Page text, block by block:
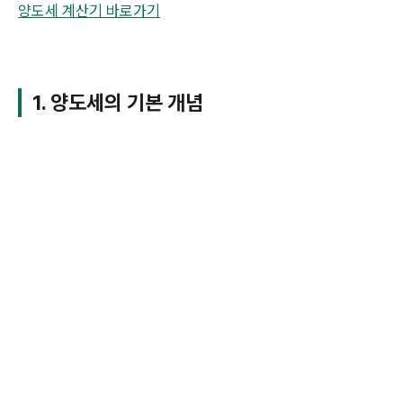
양도세 계산기 바로가기
1. 양도세의 기본 개념